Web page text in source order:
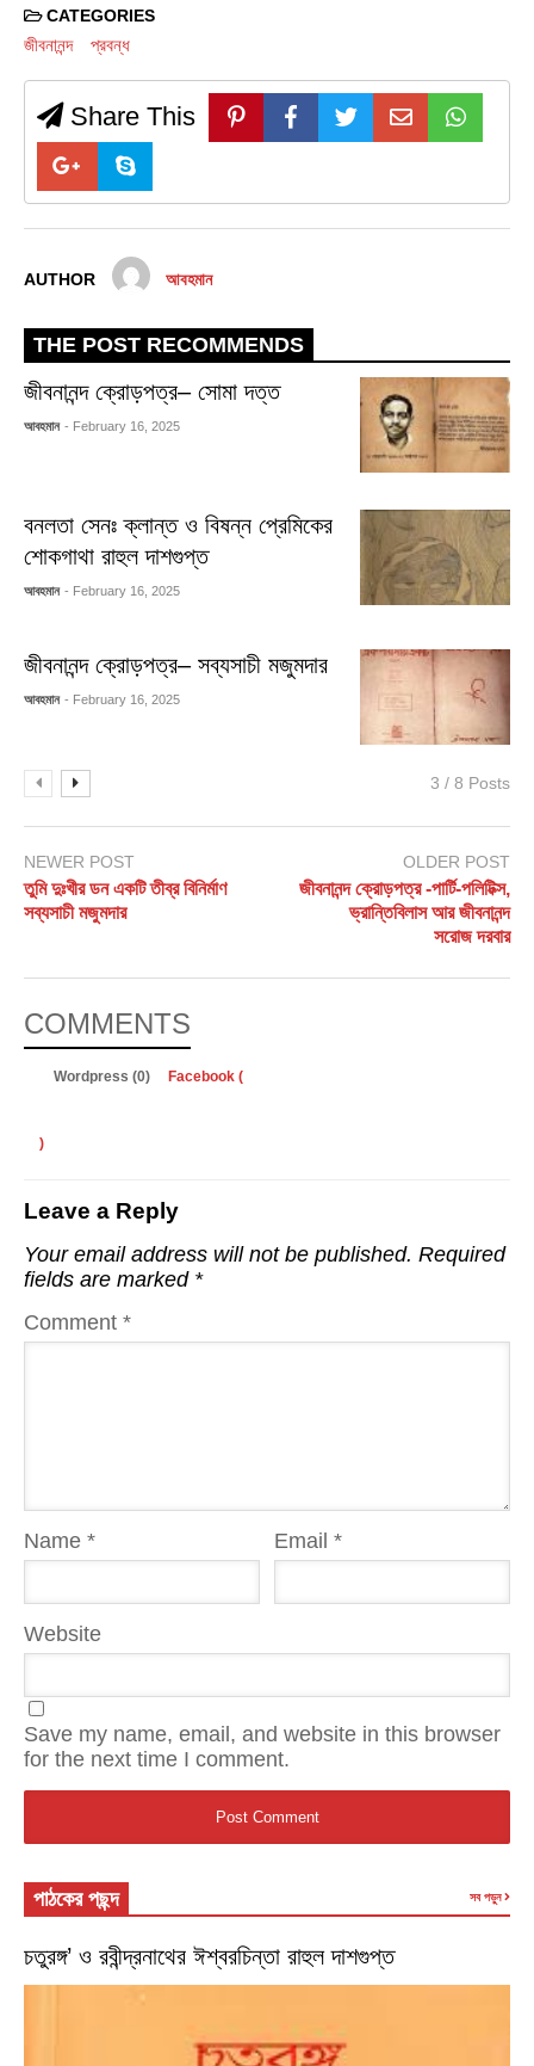
CATEGORIES
জীবনানন্দ প্রবন্ধ
Share This
AUTHOR আবহমান
THE POST RECOMMENDS
জীবনানন্দ ক্রোড়পত্র– সোমা দত্ত
আবহমান - February 16, 2025
বনলতা সেনঃ ক্লান্ত ও বিষন্ন প্রেমিকের
শোকগাথা রাহুল দাশগুপ্ত
আবহমান - February 16, 2025
জীবনানন্দ ক্রোড়পত্র– সব্যসাচী মজুমদার
আবহমান - February 16, 2025
3 / 8 Posts
NEWER POST
তুমি দুঃখীর ডন একটি তীব্র বিনির্মাণ
সব্যসাচী মজুমদার
OLDER POST
জীবনানন্দ ক্রোড়পত্র -পার্টি-পলিটিক্স,
ভ্রান্তিবিলাস আর জীবনানন্দ
সরোজ দরবার
COMMENTS
Wordpress (0) Facebook (
)
Leave a Reply
Your email address will not be published. Required
fields are marked *
Comment *
Name * Email*
Website
Save my name, email, and website in this browser
for the next time I comment.
পাঠকের পছন্দ সব পড়ুন
চতুরঙ্গ’ ও রবীন্দ্রনাথের ঈশ্বরচিন্তা রাহুল দাশগুপ্ত